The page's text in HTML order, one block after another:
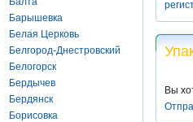
Барышевка
Белая Церковь
Белгород-Днестровский
Белогорск
Бердычев
Бердянск
Борисовка
Вы